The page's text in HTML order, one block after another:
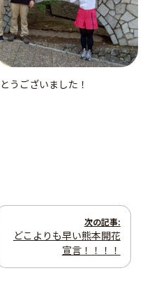
うございました！
次の記事:
どこよりも早い熊本開花
宣言！！！！